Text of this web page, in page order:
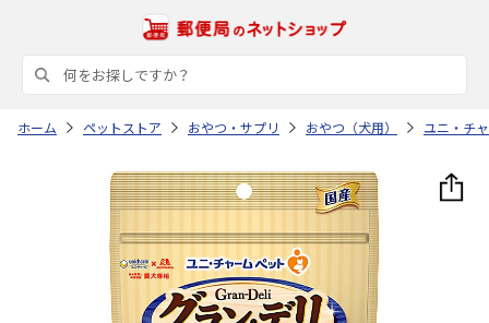
ホーム ペットストア おやつ・サプリ おやつ（犬用） ユニ・チ